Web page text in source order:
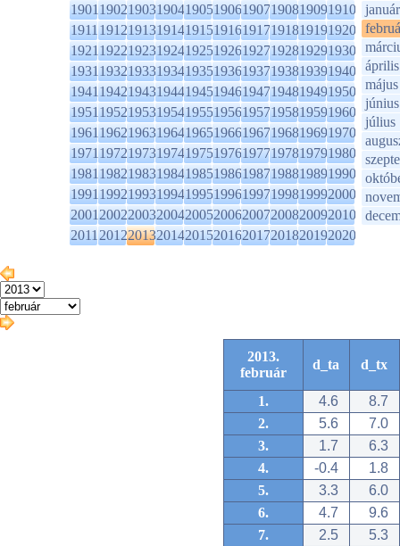
1901190219031904190519061907190819091910
1911191219131914191519161917191819191920
1921192219231924192519261927192819291930
1931193219331934193519361937193819391940
1941194219431944194519461947194819491950
1951195219531954195519561957195819591960
1961196219631964196519661967196819691970
1971197219731974197519761977197819791980
1981198219831984198519861987198819891990
1991199219931994199519961997199819992000
2001200220032004200520062007200820092010
2011201220132014201520162017201820192020
január
április
május
június
július
2013.
február
d_ta d_tx
1. 4.6
8.7
2.
5.6
7.0
3.
1.7
6.3
4.
-0.4
1.8
5.
3.3
6.0
6.
4.7
9.6
7.
2.5
5.3